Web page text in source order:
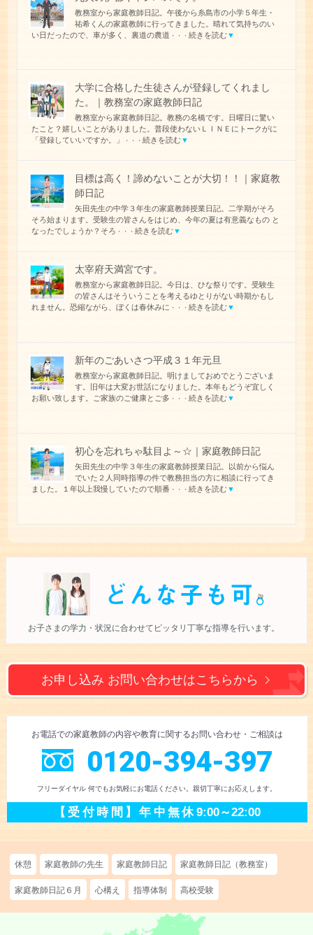
教務室から家庭教師日記。午後から糸島市の小学５年生・
祐希くんの家庭教師に行ってきました。晴れて気持ちのい
い日だったので、車が多く、裏道の農道 ・・・ 続きを読む▼
大学に合格した生徒さんが登録してくれまし
た。｜教務室の家庭教師日記
教務室から家庭教師日記。教務の名橋です。日曜日に驚い
たこと？嬉しいことがありました。普段使わないＬＩＮＥにトークがに
「登録していいですか。」
・・・ 続きを読む▼
目標は高く！諦めないことが大切！！｜家庭教
師日記
矢田先生の中学３年生の家庭教師授業日記。二学期がそろ
そろ始まります。受験生の皆さんをはじめ、今年の夏は有意義なもの と
なったでしょうか？そろ ・・・ 続きを読む▼
太宰府天満宮です。
教務室から家庭教師日記。今日は、ひな祭りです。受験生
の皆さんはそういうことを考えるゆとりがない時期かもし
れません。恐縮ながら、ぼくは春休みに ・・・ 続きを読む▼
新年のごあいさつ平成３１年元旦
教務室から家庭教師日記。明けましておめでとうございま
す。旧年は大変お世話になりました。本年もどうぞ宜しく
お願い致します。ご家族のご健康とご多 ・・・ 続きを読む▼
初心を忘れちゃ駄目よ～☆｜家庭教師日記
矢田先生の中学３年生の家庭教師授業日記。以前から悩ん
でいた２人同時指導の件で教務担当の方に相談に行ってき
ました。１年以上我慢していたので順番 ・・・ 続きを読む▼
お子さまの学力・状況に合わせて ピッタリ丁寧な指導を行います。
お申し込み お問い合わせはこちらから
お電話での家庭教師の内容や教育に関するお問い合わせ・ご相談は
0120-394-397
フリーダイヤル 何でもお気軽にお電話ください。親切丁寧にお応えします。
【受付時間】年中無休9:00～22:00
休憩 家庭教師の先生 家庭教師日記 家庭教師日記（教務室）
家庭教師日記６月 心構え 指導体制 高校受験